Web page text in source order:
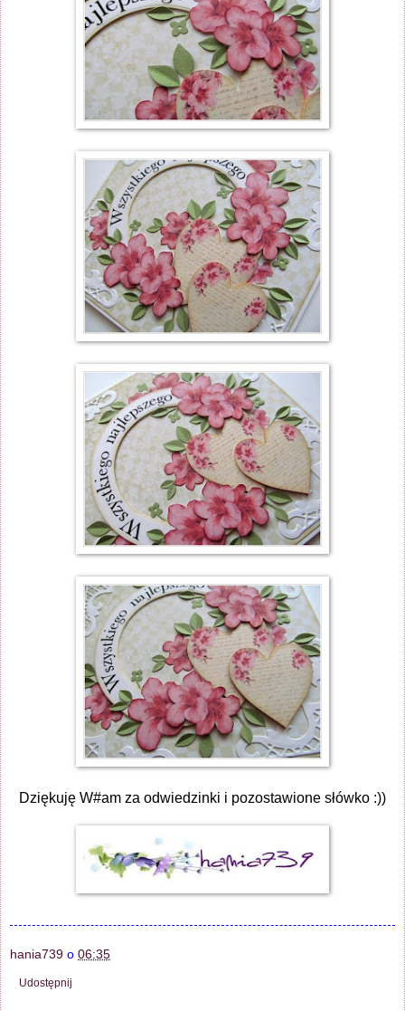
Dziękuję W#am za odwiedzinki i pozostawione słówko :))
hania739 o 06:35
Udostępnij